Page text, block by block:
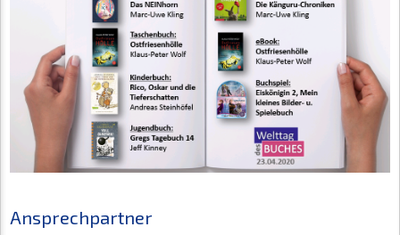
Ansprechpartner